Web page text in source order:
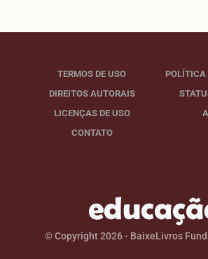
TERMOS DE USO
POLÍTICA
DIREITOS AUTORAIS
LICENÇAS DE USO
CONTATO
© Copyright 2026 - BaixeLivros